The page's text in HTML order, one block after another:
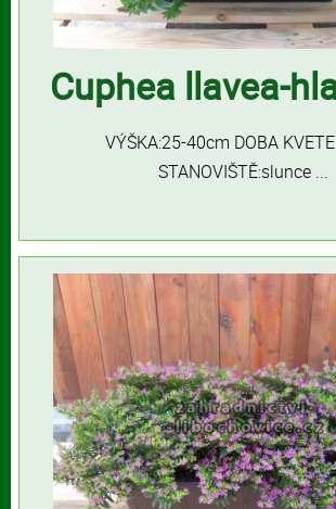
Cuphea llavea-
VÝŠKA:25-40cm DOBA
STANOVIŠTĚ:slunce ...